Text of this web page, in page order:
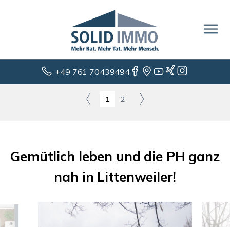
+49 761 70439494
1 2
Gemütlich leben und die PH ganz
nah in Littenweiler!